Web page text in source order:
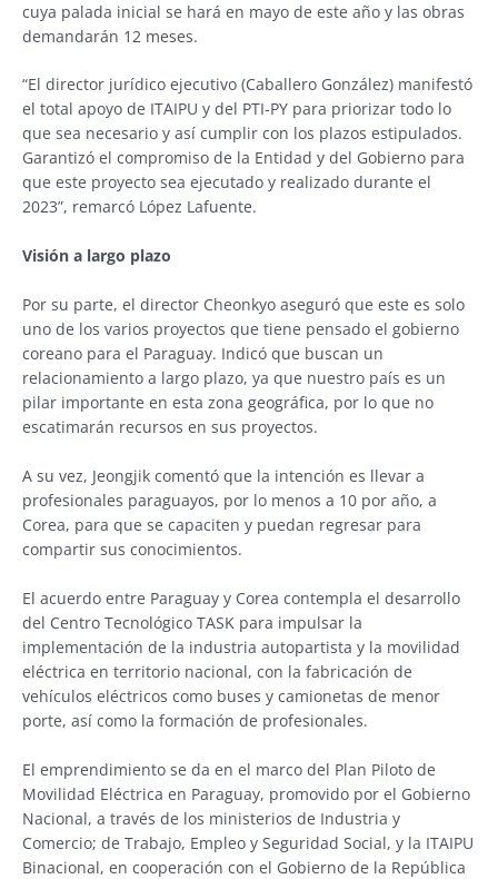
cuya palada inicial se hará en mayo de este año y las obras
demandarán 12 meses.
“El director jurídico ejecutivo (Caballero González) manifestó
el total apoyo de ITAIPU y del PTI-PY para priorizar todo lo
que sea necesario y así cumplir con los plazos estipulados.
Garantizó el compromiso de la Entidad y del Gobierno para
que este proyecto sea ejecutado y realizado durante el
2023”, remarcó López Lafuente.
Visión a largo plazo
Por su parte, el director Cheonkyo aseguró que este es solo
uno de los varios proyectos que tiene pensado el gobierno
coreano para el Paraguay. Indicó que buscan un
relacionamiento a largo plazo, ya que nuestro país es un
pilar importante en esta zona geográfica, por lo que no
escatimarán recursos en sus proyectos.
A su vez, Jeongjik comentó que la intención es llevar a
profesionales paraguayos, por lo menos a 10 por año, a
Corea, para que se capaciten y puedan regresar para
compartir sus conocimientos.
El acuerdo entre Paraguay y Corea contempla el desarrollo
del Centro Tecnológico TASK para impulsar la
implementación de la industria autopartista y la movilidad
eléctrica en territorio nacional, con la fabricación de
vehículos eléctricos como buses y camionetas de menor
porte, así como la formación de profesionales.
El emprendimiento se da en el marco del Plan Piloto de
Movilidad Eléctrica en Paraguay, promovido por el Gobierno
Nacional, a través de los ministerios de Industria y
Comercio; de Trabajo, Empleo y Seguridad Social, y la ITAIPU
Binacional, en cooperación con el Gobierno de la República